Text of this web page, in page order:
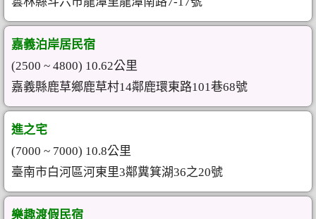
嘉義泊岸居民宿
(2500 ~ 4800) 10.62公里
嘉義縣鹿草鄉鹿草村14鄰鹿環東路101巷68號
進之宅
(7000 ~ 7000) 10.8公里
臺南市白河區河東里3鄰糞箕湖36之20號
樂趣渡假民宿